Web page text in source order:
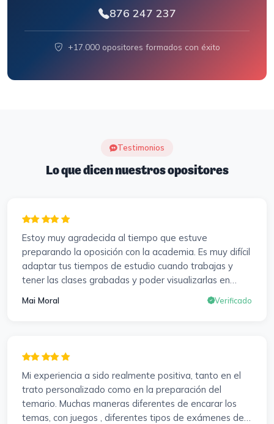
876 247 237
+17.000 opositores formados con éxito
Testimonios
Lo que dicen nuestros opositores
Estoy muy agradecida al tiempo que estuve
preparando la oposición con la academia. Es muy difícil
adaptar tus tiempos de estudio cuando trabajas y
tener las clases grabadas y poder visualizarlas en
cualquier momento y las veces que sea necesario, se
agradece mucho. Sabemos que el trabajo de estudio
profesores accesibles, atentos y dispuestos para
resolver dudas, se agradece. Incluso se ofrecieron a
ayudarme a buscar impugnaciones de preguntas del
examen para subir nota. Gracias Vanesa y Pablo.
Mai Moral Verificado
Mi experiencia a sido realmente positiva, tanto en el
trato personalizado como en la preparación del
temario. Muchas maneras diferentes de encarar los
temas, con juegos , diferentes tipos de exámenes de